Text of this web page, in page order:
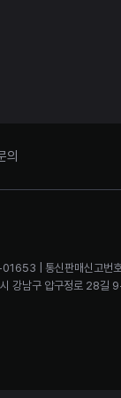
의
01653 | 통신판매신고
강남구 압구정로 28